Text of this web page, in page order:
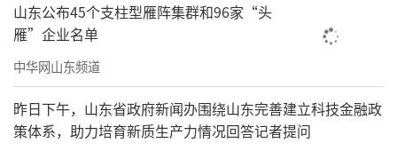
山东公布45个支柱型雁阵集群和96家“头
雁”企业名单
中华网山东频道
昨日下午，山东省政府新闻办围绕山东完善建立科技金融政
策体系，助力培育新质生产力情况回答记者提问